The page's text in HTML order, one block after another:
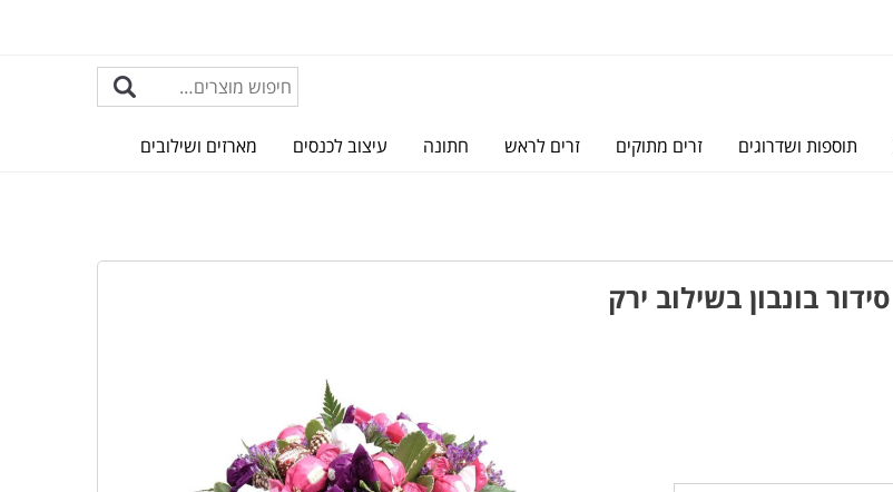
תוספות ושדרוגים זרים מתוקים זרים לראש חתונה עיצוב לכנסים מארזים ושילובים
סידור בונבון בשילוב ירק